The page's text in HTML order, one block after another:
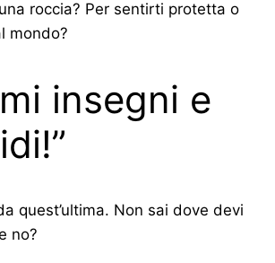
roccia? Per sentirti protetta o
mondo?
insegni e
quest’ultima. Non sai dove devi
no?